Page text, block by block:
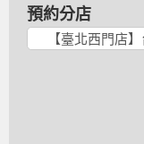
預約分店